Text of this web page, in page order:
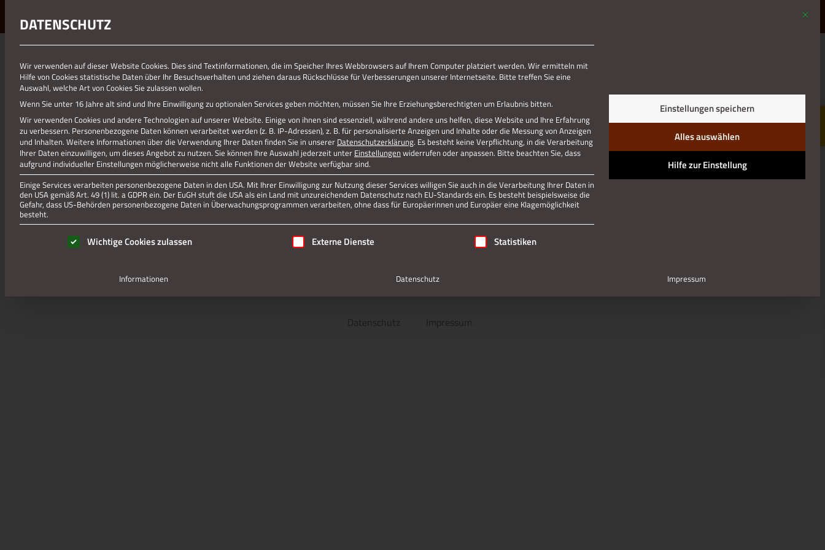
01.01.1970
WEISSE-RÖSSL_NACHT_EIMLER-1024×651
Gastro-Liste
Jetzt teilen
Datenschutz Impressum
Mit
DATENSCHUTZ
Wir verwenden auf dieser Website Cookies. Dies sind Textinformationen, die im Speicher Ihres Webbrowsers auf Ihrem Computer platziert werden. Wir ermitteln mit
Hilfe von Cookies statistische Daten über Ihr Besuchsverhalten und ziehen daraus Rückschlüsse für Verbesserungen unserer Internetseite. Bitte treffen Sie eine
Auswahl, welche Art von Cookies Sie zulassen wollen.
Wenn Sie unter 16 Jahre alt sind und Ihre Einwilligung zu optionalen Services geben möchten, müssen Sie Ihre Erziehungsberechtigten um Erlaubnis bitten.
Wir verwenden Cookies und andere Technologien auf unserer Website. Einige von ihnen sind essenziell, während andere uns helfen, diese Website und Ihre Erfahrung
zu verbessern. Personenbezogene Daten können verarbeitet werden (z. B. IP-Adressen), z. B. für personalisierte Anzeigen und Inhalte oder die Messung von Anzeigen
und Inhalten. Weitere Informationen über die Verwendung Ihrer Daten finden Sie in unserer Datenschutzerklärung. Es besteht keine Verpflichtung, in die Verarbeitung
Ihrer Daten einzuwilligen, um dieses Angebot zu nutzen. Sie können Ihre Auswahl jederzeit unter Einstellungen widerrufen oder anpassen. Bitte beachten Sie, dass
aufgrund individueller Einstellungen möglicherweise nicht alle Funktionen der Website verfügbar sind.
Einige Services verarbeiten personenbezogene Daten in den USA. Mit Ihrer Einwilligung zur Nutzung dieser Services willigen Sie auch in die Verarbeitung Ihrer Daten in
den USA gemäß Art. 49 (1) lit. a GDPR ein. Der EuGH stuft die USA als ein Land mit unzureichendem Datenschutz nach EU-Standards ein. Es besteht beispielsweise die
Gefahr, dass US-Behörden personenbezogene Daten in Überwachungsprogrammen verarbeiten, ohne dass für Europäerinnen und Europäer eine Klagemöglichkeit
besteht.
Es folgt eine Liste der Service-Gruppen, für die eine Einwilligung erteilt werden kann. Die erste Service-Gruppe ist essenziell und kann nicht abgewählt werden.
Wichtige Cookies zulassen Externe Dienste Statistiken
Einstellungen speichern
Alles auswählen
Hilfe zur Einstellung
Informationen Datenschutz Impressum